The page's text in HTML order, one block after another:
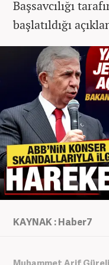
Başsavcılığı
başlatıldığı
KAYNAK : Haber7
Muhammet Arif Güreli